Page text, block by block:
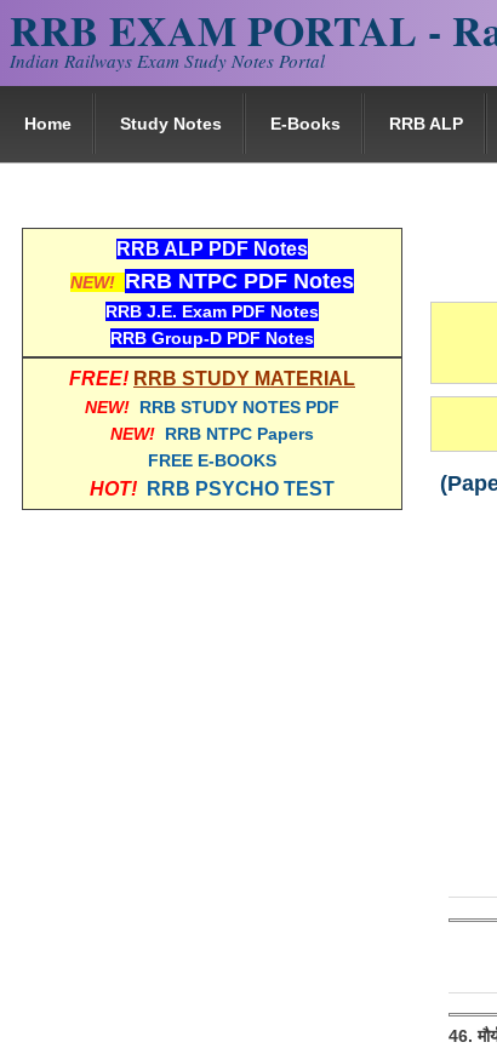
RRB EXAM PORTAL -
Indian Railways Exam Study Notes Portal
Home Study Notes E-Books RRB ALP
46.
RRB ALP PDF Notes
NEW! RRB NTPC PDF Notes
RRB J.E. Exam PDF Notes
RRB Group-D PDF Notes
FREE! RRB STUDY MATERIAL
NEW! RRB STUDY NOTES PDF
NEW! RRB NTPC Papers
FREE E-BOOKS
HOT! RRB PSYCHO TEST